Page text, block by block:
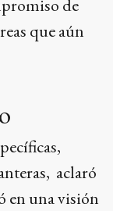
de
que aún
aclaró
en una visión